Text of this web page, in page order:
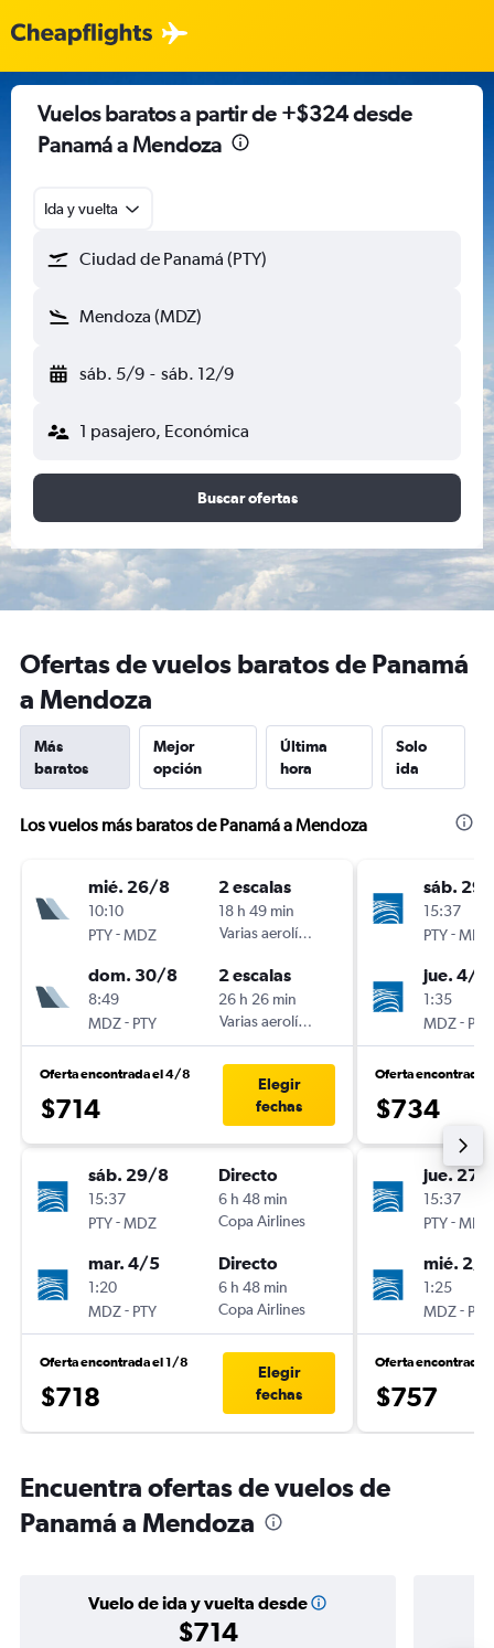
Vuelos baratos a partir de +$324 desde
Panamá a Mendoza
Ida y vuelta
Ciudad de Panamá (PTY)
Mendoza (MDZ)
sáb. 5/9 - sáb. 12/9
1 pasajero, Económica
Buscar ofertas
Ofertas de vuelos baratos de Panamá
a Mendoza
Más
baratos
Mejor
opción
Última
hora
Solo
ida
Los vuelos más baratos de Panamá a Mendoza
mié. 26/8
10:10
PTY-MDZ
2 escalas
18 h 49 min
Varias aerolíneas
dom. 30/8
8:49
MDZ- PTY
2 escalas
26 h 26 min
Varias aerolíneas
Oferta encontrada el 4/8
$714
Elegir
fechas
sáb. 29/8
15:37
PTY-MDZ
Directo
6 h 48 min
Copa Airlines
mar. 4/5
1:20
MDZ- PTY
Directo
6 h 48 min
Copa Airlines
Oferta encontrada el 1/8
$718
Elegir
fechas
sáb.
15:37
PTY-MDZ
jue. 4/3
1:35
MDZ- PTY
Oferta encontrada
$734
jue. 27/
15:37
PTY-MDZ
mié. 2/9
1:25
MDZ- PTY
Oferta encontrada
$757
Encuentra ofertas de vuelos de
Panamá a Mendoza
Vuelo de ida y vuelta desde
$714